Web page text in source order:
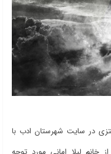
در سایت شهرستان ادب با